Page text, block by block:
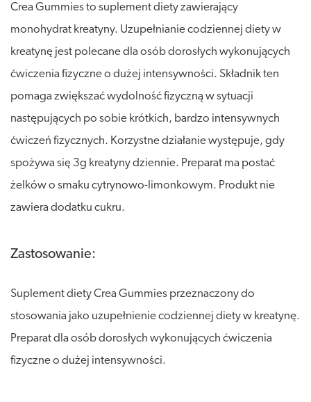
Crea Gummies to suplement diety zawierający
monohydrat kreatyny. Uzupełnianie codziennej diety w
kreatynę jest polecane dla osób dorosłych wykonujących
ćwiczenia fizyczne o dużej intensywności. Składnik ten
pomaga zwiększać wydolność fizyczną w sytuacji
następujących po sobie krótkich, bardzo intensywnych
ćwiczeń fizycznych. Korzystne działanie występuje, gdy
spożywa się 3g kreatyny dziennie. Preparat ma postać
żelków o smaku cytrynowo-limonkowym. Produkt nie
zawiera dodatku cukru.
Zastosowanie:
Suplement diety Crea Gummies przeznaczony do
stosowania jako uzupełnienie codziennej diety w kreatynę.
Preparat dla osób dorosłych wykonujących ćwiczenia
fizyczne o dużej intensywności.